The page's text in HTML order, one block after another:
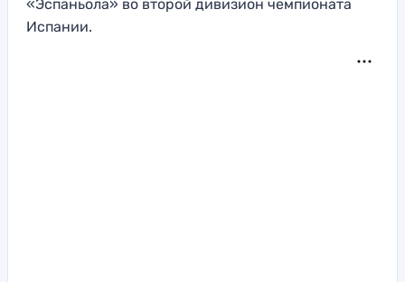
«Эспаньола» во второй дивизион чемпионата
Испании.